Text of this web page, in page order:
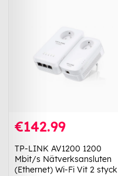
€142.99
TP-LINK AV1200 1200
Mbit/s Nätverksansluten
(Ethernet) Wi-Fi Vit 2 styck